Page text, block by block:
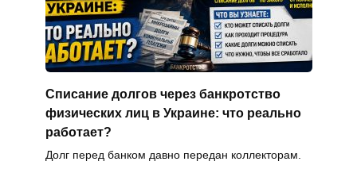
Списание долгов через банкротство
физических лиц в Украине: что реально
работает?
Долг перед банком давно передан коллекторам.